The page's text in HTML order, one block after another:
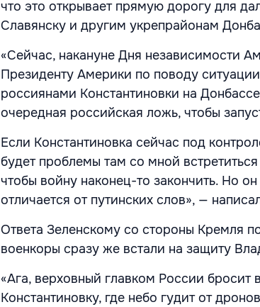
что это открывает прямую дорогу для
Славянску и другим укрепрайонам
«Сейчас, накануне Дня независимости
Президенту Америки по поводу
россиянами Константиновки на
очередная российская ложь, чтобы
Если Константиновка сейчас под
будет проблемы там со мной
чтобы войну наконец-то закончить. Но
отличается от путинских слов», —
Ответа Зеленскому со стороны Кремля
военкоры сразу же встали на защиту
«Ага, верховный главком России
Константиновку, где небо гудит от